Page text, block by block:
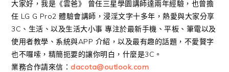
大家好，我是《雲爸》 曾任三星學園講師達兩年經驗，也曾擔
任 LG G Pro2 體驗會講師，浸淫文字十多年，熱愛與大家分享
3C、生活、以及生活大小事 專注於最新手機、平板、筆電以及
使用者教學、系統與APP 介紹，以及最有趣的話題，不愛贅字
也不囉嗦，精簡扼要的讓你明白，什麼是3C。
業務合作請來信： dacota@outlook.com